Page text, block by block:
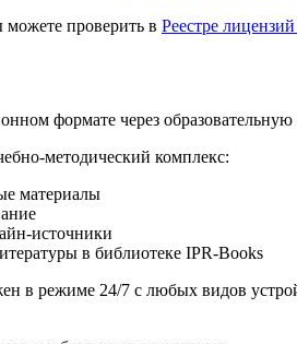
можете проверить в Реестре
формате через
методический комплекс:
материалы
источники
в библиотеке IPR-Books
в режиме 24/7 с любых видов